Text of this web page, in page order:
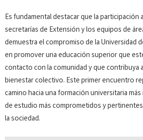
Es fundamental destacar que la participación
secretarías de Extensión y los equipos de
demuestra el compromiso de la Universidad
en promover una educación superior que
contacto con la comunidad y que contribuya
bienestar colectivo. Este primer encuentro
camino hacia una formación universitaria
de estudio más comprometidos y
la sociedad.